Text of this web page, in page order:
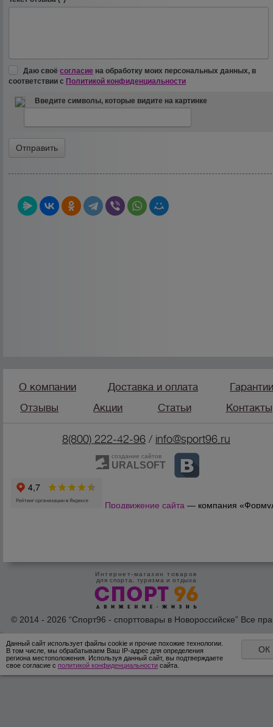
Даю своёсогласие на обработку моих персональных данных, в
соответствии с Политикой конфиденциальности
Введите символы, которые видите на картинке
О компании Доставка и оплата
Отзывы
Акции Статьи Контакты
8(800) 222-42-96/ info@sport96.ru
создание сайтов
URALSOFT
Продвижение сайта — компания
Интернет-магазин товаров
для спорта, туризма и отдыха
© 2014 - 2026 “Спорт96 - спорттовары в Новороссийске” Все
Данный сайт использует файлы cookie и прочие похожие технологии.
В том числе, мы обрабатываем Ваш IP-адрес для определения
региона местоположения. Используя данный сайт, вы подтверждаете
свое согласие с политикой конфиденциальности сайта.
ОК